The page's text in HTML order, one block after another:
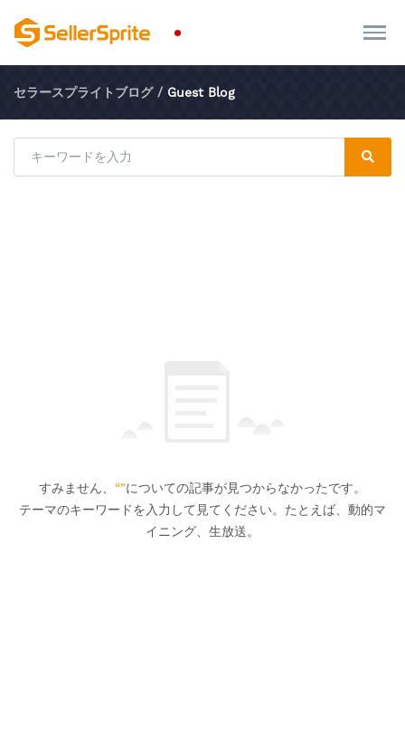
セラースプライトブログ / Guest Blog
すみません、 “”についての記事が見つからなかったです。
テーマのキーワードを入力して見てください。たとえば、動的マ
イニング、生放送。